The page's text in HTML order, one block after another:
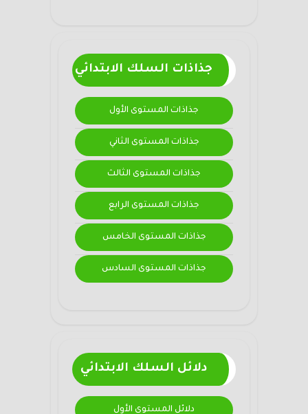
جذاذات السلك الابتدائي
جذاذات المستوى الأول
جذاذات المستوى الثاني
جذاذات المستوى الثالث
جذاذات المستوى الرابع
جذاذات المستوى الخامس
جذاذات المستوى السادس
دلائل السلك الابتدائي
دلائل المستوى الأول